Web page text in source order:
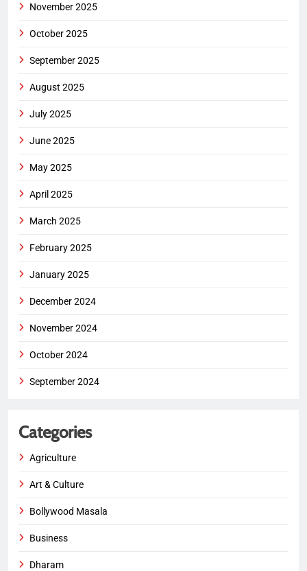
November 2025
October 2025
September 2025
August 2025
July 2025
June 2025
May 2025
April 2025
March 2025
February 2025
January 2025
December 2024
November 2024
October 2024
September 2024
Categories
Agriculture
Art & Culture
Bollywood Masala
Business
Dharam